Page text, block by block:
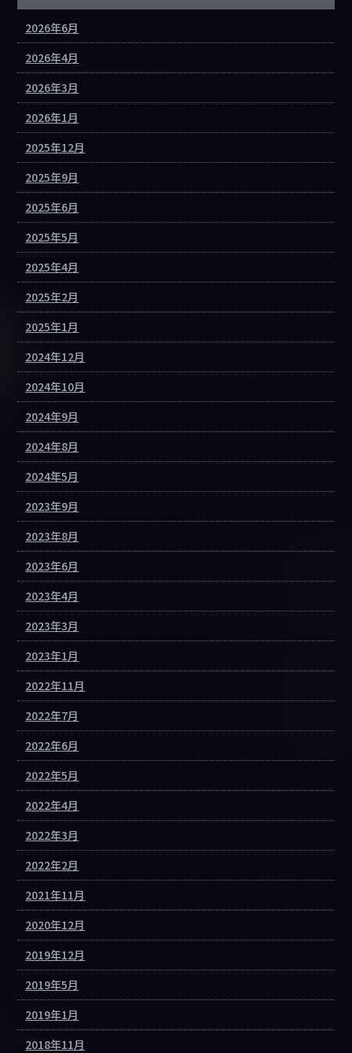
2026年6月
2026年4月
2026年3月
2026年1月
2025年12月
2025年9月
2025年6月
2025年5月
2025年4月
2025年2月
2025年1月
2024年12月
2024年10月
2024年9月
2024年8月
2024年5月
2023年9月
2023年8月
2023年6月
2023年4月
2023年3月
2023年1月
2022年11月
2022年7月
2022年6月
2022年5月
2022年4月
2022年3月
2022年2月
2021年11月
2020年12月
2019年12月
2019年5月
2019年1月
2018年11月